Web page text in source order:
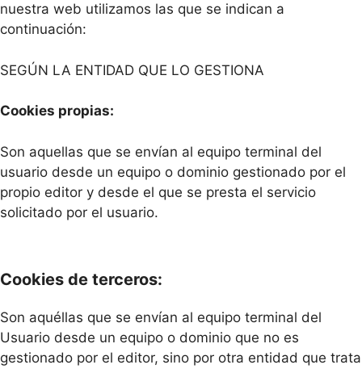
nuestra web utilizamos las que se indican a
continuación:
SEGÚN LA ENTIDAD QUE LO GESTIONA
Cookies propias:
Son aquellas que se envían al equipo terminal del
usuario desde un equipo o dominio gestionado por el
propio editor y desde el que se presta el servicio
solicitado por el usuario.
Cookies de terceros:
Son aquéllas que se envían al equipo terminal del
Usuario desde un equipo o dominio que no es
gestionado por el editor, sino por otra entidad que trata